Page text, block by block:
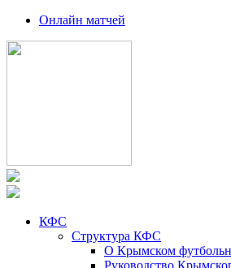
Онлайн матчей
КФС
Структура КФС
О Крымском
Руководство